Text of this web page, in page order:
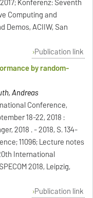
Computing and
ACIIW, San
Publication link
by random-
Andreas
Conference,
18-22, 2018 :
2018 . - 2018, S. 134-
11096; Lecture notes
International
2018, Leipzig,
Publication link